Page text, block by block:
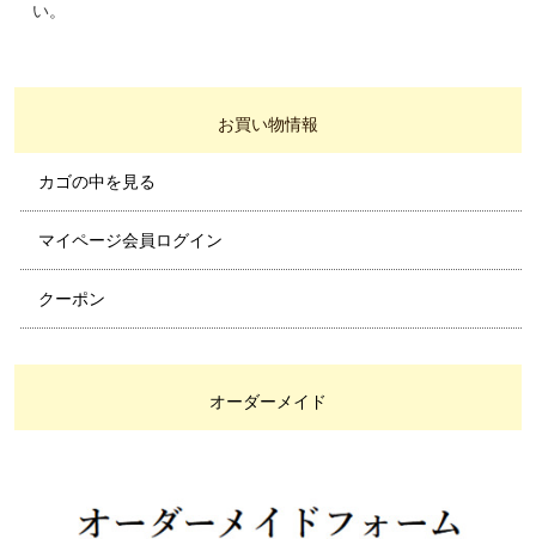
い。
お買い物情報
カゴの中を見る
マイページ会員ログイン
クーポン
オーダーメイド